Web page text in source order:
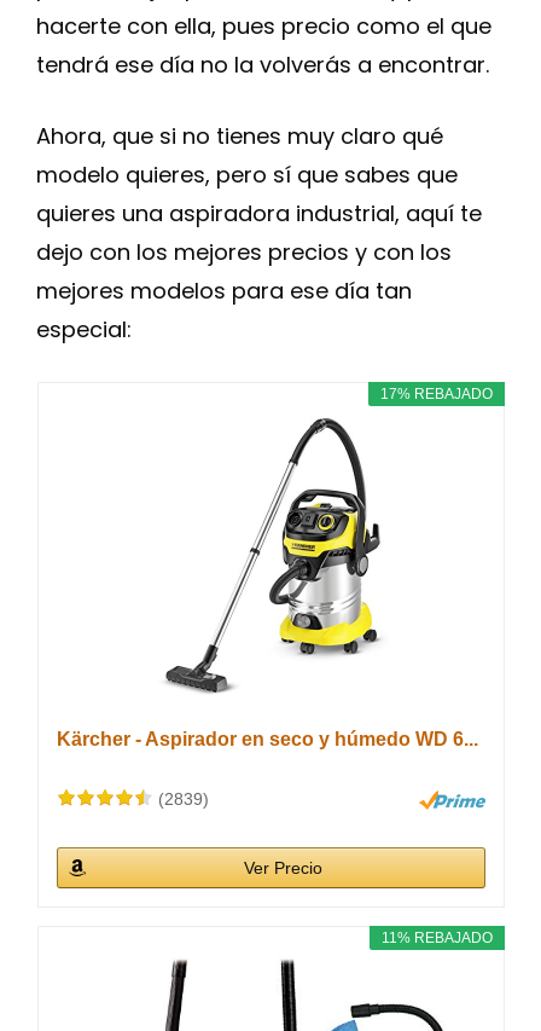
hacerte con ella, pues precio como el que
tendrá ese día no la volverás a encontrar.
Ahora, que si no tienes muy claro qué
modelo quieres, pero sí que sabes que
quieres una aspiradora industrial, aquí te
dejo con los mejores precios y con los
mejores modelos para ese día tan
especial:
17% REBAJADO
Kärcher - Aspirador en seco y húmedo WD 6...
(2839)
Ver Precio
11% REBAJADO